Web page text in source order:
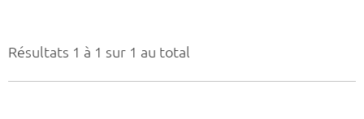
Résultats 1 à 1 sur 1 au total